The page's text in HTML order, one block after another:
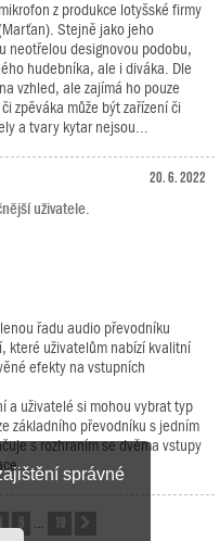
správné
z produkce lotyšské firmy
Stejně jako jeho
neotřelou designovou podobu,
hudebníka, ale i diváka. Dle
vzhled, ale zajímá ho pouze
zpěváka může být zařízení či
a tvary kytar nejsou...
20. 6. 2022
uživatele.
řadu audio převodníku
které uživatelům nabízí kvalitní
efekty na vstupních
a uživatelé si mohou vybrat typ
základního převodníku s jedním
s rozhraním se dvěma vstupy